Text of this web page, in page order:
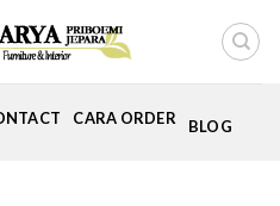
CARA ORDER BLOG